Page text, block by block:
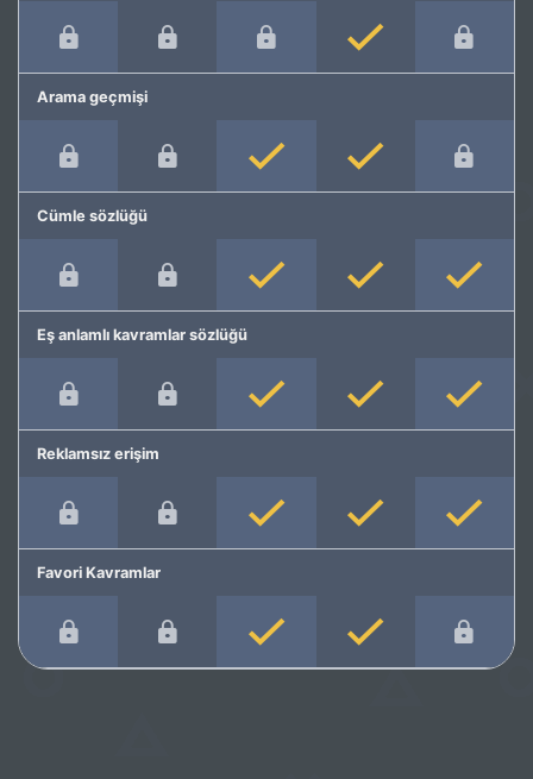
Arama geçmişi
Cümle sözlüğü
Eş anlamlı kavramlar sözlüğü
Reklamsız erişim
Favori Kavramlar